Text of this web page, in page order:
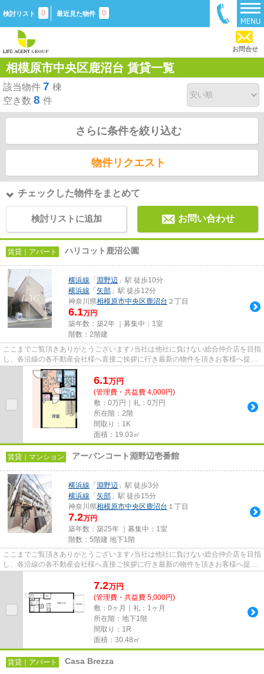
検討リスト 0 最近見た物件 0
お問合せ
相模原市中央区鹿沼台 賃貸一覧
該当物件 7 棟
空き数 8 件
さらに条件を絞り込む
物件リクエスト
チェックした物件をまとめて
検討リストに追加 お問い合わせ
賃貸｜アパート ハリコット鹿沼公園
横浜線 「 淵野辺 」駅 徒歩10分
横浜線 「 矢部 」駅 徒歩12分
神奈川県相模原市中央区鹿沼台 ２丁目
6.1万円
築年数：築2年 ｜募集中： 1室
階数：2階建
ここまでご覧頂きありがとうございます♪当社は他社に負けない総合仲介店を目指
し、各沿線の各不動産会社様へ直接ご挨拶に行き最新の物件を頂きお客様へ提供
しております！最新の情報は...
6.1万円
(管理費・共益費 4,000円)
敷：0万円｜礼：0万円
所在階：2階
間取り：1K
面積：19.03㎡
賃貸｜マンション アーバンコート淵野辺壱番館
横浜線 「 淵野辺 」駅 徒歩3分
横浜線 「 矢部 」駅 徒歩15分
神奈川県相模原市中央区鹿沼台 １丁目
7.2万円
築年数：築25年 ｜募集中： 1室
階数：5階建 地下1階
ここまでご覧頂きありがとうございます♪当社は他社に負けない総合仲介店を目指
し、各沿線の各不動産会社様へ直接ご挨拶に行き最新の物件を頂きお客様へ提供
7.2万円
(管理費・共益費 5,000円)
敷：0ヶ月｜礼：1ヶ月
所在階：地下1階
間取り：1R
面積：30.48㎡
賃貸｜アパート Casa Brezza